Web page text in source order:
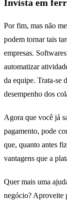
Invista em
Por fim, mas não
podem tornar tais
empresas.
automatizar
da equipe. Trata-se
desempenho dos
Agora que você já
pagamento, pode
que, quanto antes
vantagens que a
Quer mais uma
negócio? Aproveite